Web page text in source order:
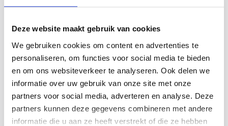
Deze website maakt gebruik van cookies
We gebruiken cookies om content en advertenties te
personaliseren, om functies voor social media te bieden
en om ons websiteverkeer te analyseren. Ook delen we
informatie over uw gebruik van onze site met onze
partners voor social media, adverteren en analyse. Deze
partners kunnen deze gegevens combineren met andere
informatie die u aan ze heeft verstrekt of die ze hebben
Energie besparen met industriële stoomsystemen
30-12-25
Energie besparen met industriële stoomsystemen is voor
veel bedrijven geen wens meer, maar een noodzaak.
Stoomprocessen behoren tot de grootste energieverbruikers
binnen de industrie. Tegelijkertijd bieden ze veel kansen